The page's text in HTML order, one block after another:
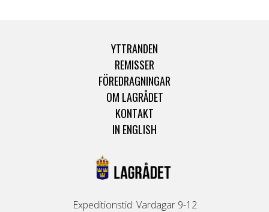
YTTRANDEN
REMISSER
FÖREDRAGNINGAR
OM LAGRÅDET
KONTAKT
IN ENGLISH
Expeditionstid: Vardagar 9-12